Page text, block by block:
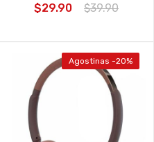
$29.90 $39.90
Agostinas -20%